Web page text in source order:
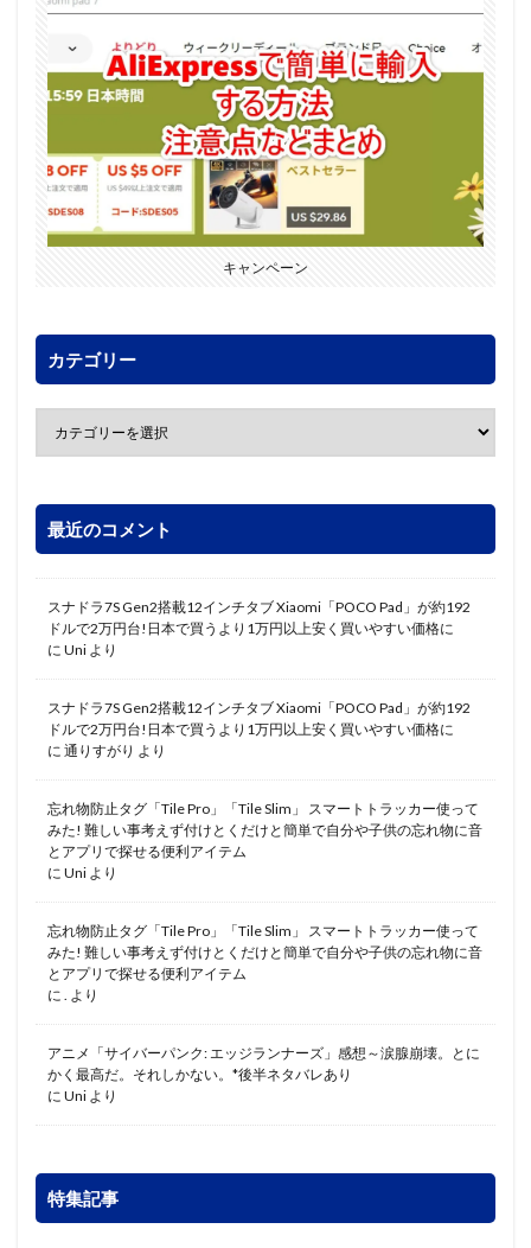
キャンペーン
カテゴリー
最近のコメント
スナドラ7S Gen2搭載12インチタブ Xiaomi「POCO Pad」が約192
ドルで2万円台!日本で買うより1万円以上安く買いやすい価格に
に Uni より
スナドラ7S Gen2搭載12インチタブ Xiaomi「POCO Pad」が約192
ドルで2万円台!日本で買うより1万円以上安く買いやすい価格に
に 通りすがり より
忘れ物防止タグ「Tile Pro」「Tile Slim」 スマートトラッカー使って
みた! 難しい事考えず付けとくだけと簡単で自分や子供の忘れ物に音
とアプリで探せる便利アイテム
に Uni より
忘れ物防止タグ「Tile Pro」「Tile Slim」 スマートトラッカー使って
みた! 難しい事考えず付けとくだけと簡単で自分や子供の忘れ物に音
とアプリで探せる便利アイテム
に
より
アニメ「サイバーパンク: エッジランナーズ」感想～涙腺崩壊。とに
かく最高だ。それしかない。*後半ネタバレあり
に Uni より
特集記事